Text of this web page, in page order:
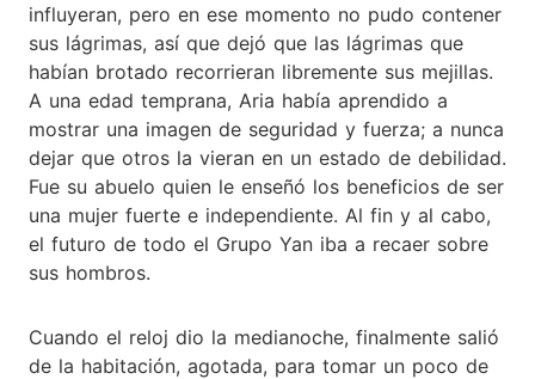
influyeran, pero en ese momento no pudo contener
sus lágrimas, así que dejó que las lágrimas que
habían brotado recorrieran libremente sus mejillas.
A una edad temprana, Aria había aprendido a
mostrar una imagen de seguridad y fuerza; a nunca
dejar que otros la vieran en un estado de debilidad.
Fue su abuelo quien le enseñó los beneficios de ser
una mujer fuerte e independiente. Al fin y al cabo,
el futuro de todo el Grupo Yan iba a recaer sobre
sus hombros.
Cuando el reloj dio la medianoche, finalmente salió
de la habitación, agotada, para tomar un poco de